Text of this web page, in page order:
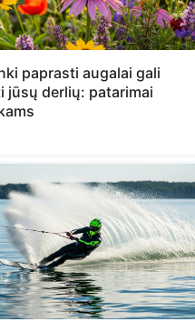
paprasti augalai gali
jūsų derlių: patarimai